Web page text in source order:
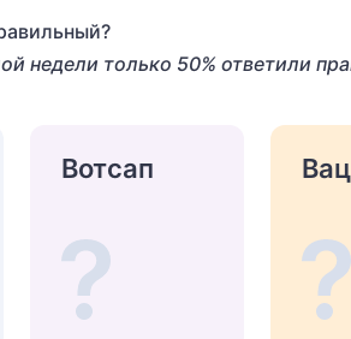
недели только 50% ответили
Вотсап